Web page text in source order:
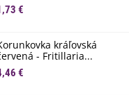
€
kráľovská
- Fritillaria...
€